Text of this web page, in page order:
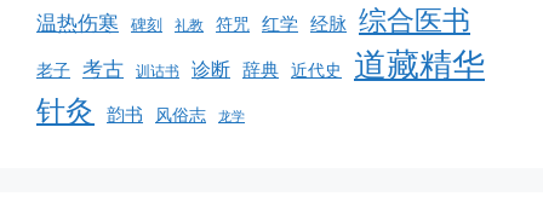
温热伤寒 碑刻 礼教 符咒 红学 经脉 综合医书
老子 考古 训诂书 诊断 辞典 近代史 道藏精华
针灸 韵书 风俗志 龙学